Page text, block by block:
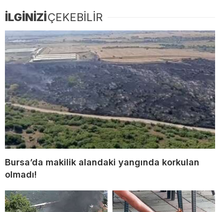
İLGİNİZİÇEKEBİLİR
Bursa’da makilik alandaki yangında korkulan
olmadı!